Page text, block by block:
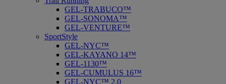
GEL-TRABUCO™
GEL-SONOMA™
GEL-VENTURE™
SportStyle
GEL-NYC™
GEL-KAYANO 14™
GEL-1130™
GEL-CUMULUS 16™
GEL-NYC™ 2.0